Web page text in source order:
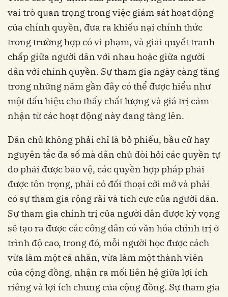
vai trò quan trọng trong việc giám sát hoạt động
của chính quyền, đưa ra khiếu nại chính thức
trong trường hợp có vi phạm, và giải quyết tranh
chấp giữa người dân với nhau hoặc giữa người
dân với chính quyền. Sự tham gia ngày càng tăng
trong những năm gần đây có thể được hiểu như
một dấu hiệu cho thấy chất lượng và giá trị cảm
nhận từ các hoạt động này đang tăng lên.
Dân chủ không phải chỉ là bỏ phiếu, bầu cử hay
nguyên tắc đa số mà dân chủ đòi hỏi các quyền tự
do phải được bảo vệ, các quyền hợp pháp phải
được tôn trọng, phải có đối thoại cởi mở và phải
có sự tham gia rộng rãi và tích cực của người dân.
Sự tham gia chính trị của người dân được kỳ vọng
sẽ tạo ra được các công dân có văn hóa chính trị ở
trình độ cao, trong đó, mỗi người học được cách
vừa làm một cá nhân, vừa làm một thành viên
của cộng đồng, nhận ra mối liên hệ giữa lợi ích
riêng và lợi ích chung của cộng đồng. Sự tham gia